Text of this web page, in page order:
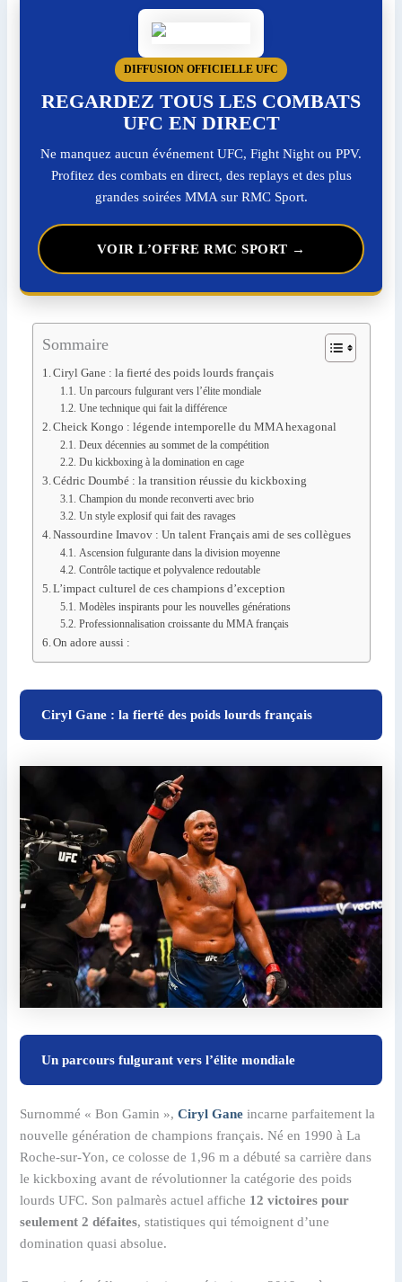
DIFFUSION OFFICIELLE UFC
REGARDEZ TOUS LES COMBATS
UFC EN DIRECT
Ne manquez aucun événement UFC, Fight Night ou PPV.
Profitez des combats en direct, des replays et des plus
grandes soirées MMA sur RMC Sport.
VOIR L’OFFRE RMC SPORT →
Sommaire
Ciryl Gane : la fierté des poids lourds français
Un parcours fulgurant vers l’élite mondiale
Une technique qui fait la différence
Cheick Kongo : légende intemporelle du MMA hexagonal
Deux décennies au sommet de la compétition
Du kickboxing à la domination en cage
Cédric Doumbé : la transition réussie du kickboxing
Champion du monde reconverti avec brio
Un style explosif qui fait des ravages
Nassourdine Imavov : Un talent Français ami de ses collègues
Ascension fulgurante dans la division moyenne
Contrôle tactique et polyvalence redoutable
L’impact culturel de ces champions d’exception
Modèles inspirants pour les nouvelles générations
Professionnalisation croissante du MMA français
On adore aussi :
Ciryl Gane : la fierté des poids lourds français
Un parcours fulgurant vers l’élite mondiale
Surnommé « Bon Gamin »,Ciryl Gane incarne parfaitement la
nouvelle génération de champions français. Né en 1990 à La
Roche-sur-Yon, ce colosse de 1,96 m a débuté sa carrière dans
le kickboxing avant de révolutionner la catégorie des poids
lourds UFC. Son palmarès actuel affiche 12 victoires pour
seulement 2 défaites, statistiques qui témoignent d’une
domination quasi absolue.